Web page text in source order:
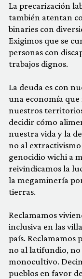
La precarización
también atentan
binaries con
Exigimos que se
personas con
trabajos dignos.
La deuda es con
una economía que
nuestros
decidir cómo
nuestra vida y la
no al
genocidio wichi a
reivindicamos la
la megaminería
tierras.
Reclamamos
inclusiva en las
país. Reclamamos
no al latifundio, no
monocultivo.
pueblos en favor